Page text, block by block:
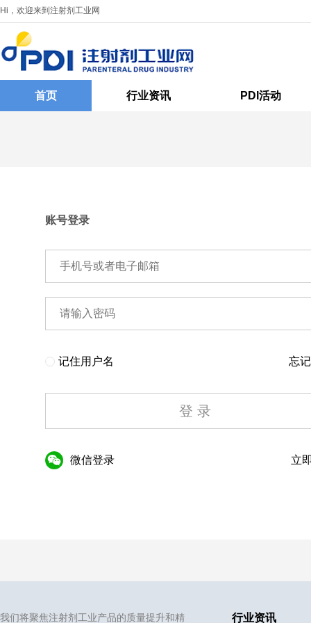
Hi，欢迎来到注射剂工业网
首页 行业资讯 PDI活动
账号登录
记住用户名 忘
登 录
微信登录 立
我们将聚焦注射剂工业产品的质量提升和精 行业资讯